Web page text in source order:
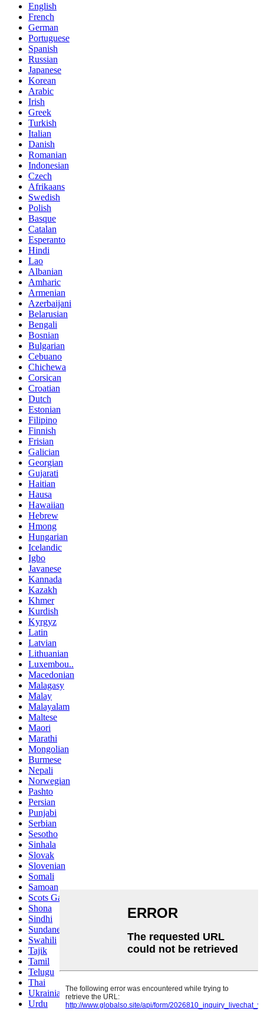
English
French
German
Portuguese
Spanish
Russian
Japanese
Korean
Arabic
Irish
Greek
Turkish
Italian
Danish
Romanian
Indonesian
Czech
Afrikaans
Swedish
Polish
Basque
Catalan
Esperanto
Hindi
Lao
Albanian
Amharic
Armenian
Azerbaijani
Belarusian
Bengali
Bosnian
Bulgarian
Cebuano
Chichewa
Corsican
Croatian
Dutch
Estonian
Filipino
Finnish
Frisian
Galician
Georgian
Gujarati
Haitian
Hausa
Hawaiian
Hebrew
Hmong
Hungarian
Icelandic
Igbo
Javanese
Kannada
Kazakh
Khmer
Kurdish
Kyrgyz
Latin
Latvian
Lithuanian
Luxembou..
Macedonian
Malagasy
Malay
Malayalam
Maltese
Maori
Marathi
Mongolian
Burmese
Nepali
Norwegian
Pashto
Persian
Punjabi
Serbian
Sesotho
Sinhala
Slovak
Slovenian
Somali
Samoan
Scots Gaelic
Shona
Sindhi
Sundanese
Swahili
Tajik
Tamil
Telugu
Thai
Ukrainian
Urdu